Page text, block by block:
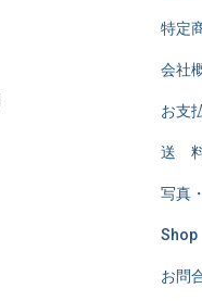
特定
会社
お支
送
写真
Shop
お問